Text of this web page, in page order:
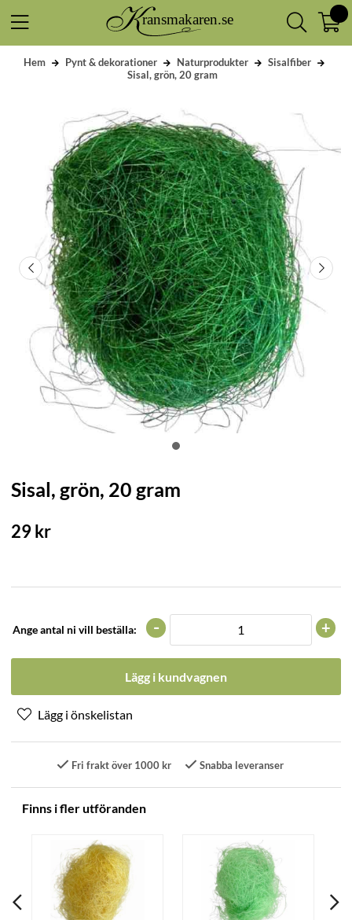
Hem Pynt & dekorationer Naturprodukter
Sisalfiber
Sisal, grön, 20 gram
Sisal, grön, 20 gram
29kr
Ange antal ni vill beställa: +
-
Lägg i kundvagnen
Fri frakt över 1000 kr Snabba leveranser
Finns i fler utföranden